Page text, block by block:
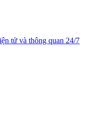
tử và thông quan 24/7